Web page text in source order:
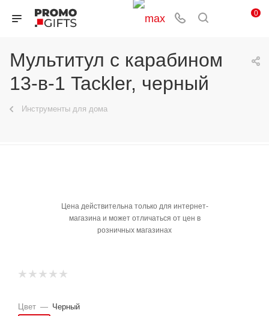
0
Мультитул с карабином
13-в-1 Tackler, черный
Инструменты для дома
Цена действительна только для интернет-
магазина и может отличаться от цен в
розничных магазинах
Цвет — Черный